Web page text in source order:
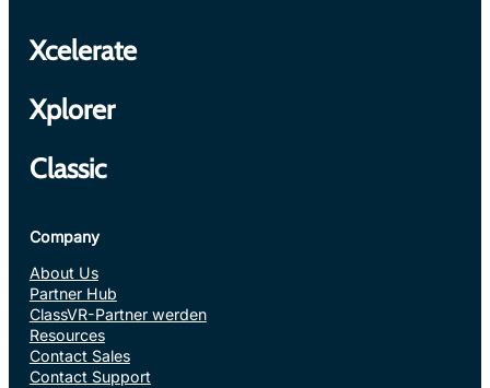
Xcelerate
Xplorer
Classic
Company
About Us
Partner Hub
ClassVR-Partner werden
Resources
Contact Sales
Contact Support